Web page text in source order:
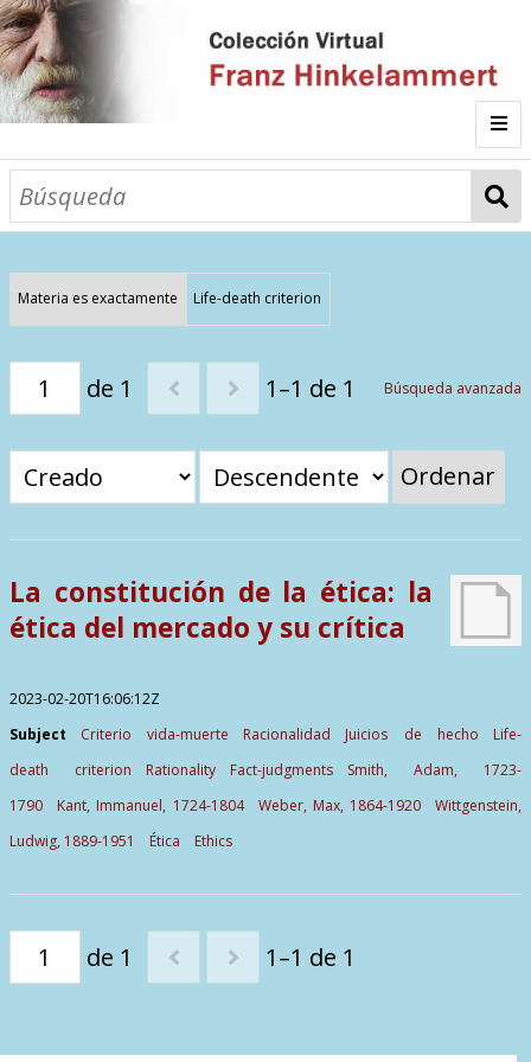
Inicio
Galería
Listado por
Categorías
Todos los documentos
Materias
Sitios de Interés
Contactos
Fichas
Materia es exactamente Life-death criterion
de 1 1–1 de 1 Búsqueda avanzada
Ordenar
La constitución de la ética: la
ética del mercado y su crítica
2023-02-20T16:06:12Z
Subject
Criterio vida-muerte Racionalidad Juicios de hecho
Life-
death criterion
Rationality Fact-judgments
Smith, Adam, 1723-
1790
Kant, Immanuel, 1724-1804 Weber, Max, 1864-1920
Wittgenstein,
Ludwig, 1889-1951
Ética Ethics
de 1 1–1 de 1